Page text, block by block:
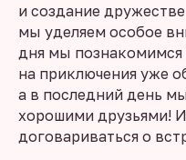
и создание
мы уделяем особое
дня мы познакомимся
на приключения уже
а в последний день
хорошими друзьями! И
договариваться о